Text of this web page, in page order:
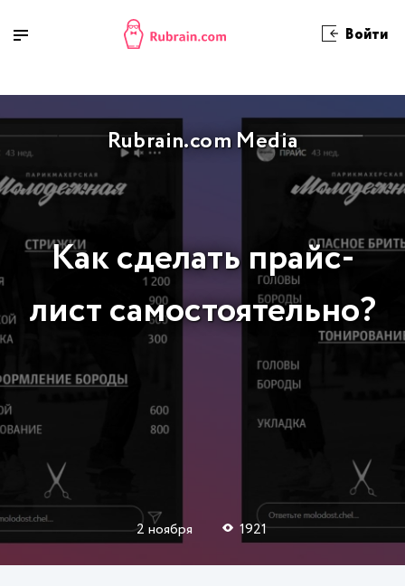
Войти
Rubrain.com Media
Как сделать прайс-
лист самостоятельно?
2 ноября 1921